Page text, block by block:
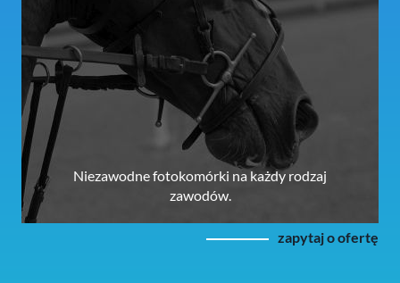
Niezawodne fotokomórki na każdy rodzaj
zawodów.
zapytaj o ofertę